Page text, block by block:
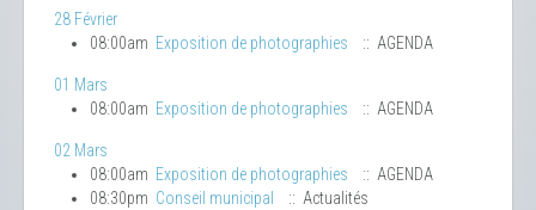
28 Février
08:00am Exposition de photographies :: AGENDA
01 Mars
08:00am Exposition de photographies :: AGENDA
02 Mars
08:00am Exposition de photographies
:: AGENDA
08:30pm Conseil municipal :: Actualités